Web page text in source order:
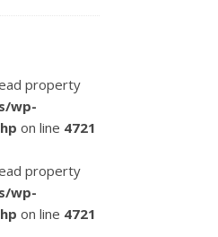
property
wp-
on line 4721
property
wp-
on line 4721